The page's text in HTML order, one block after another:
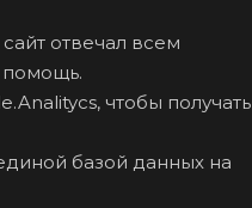
отвечал всем
помощь.
чтобы получать
базой данных на